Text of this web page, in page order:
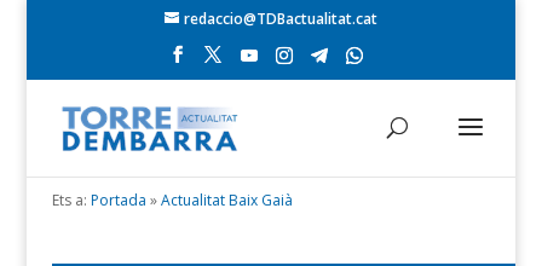
redaccio@TDBactualitat.cat
Ets a: Portada »Actualitat Baix Gaià